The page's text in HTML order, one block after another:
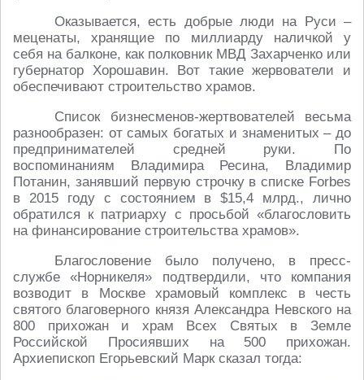
Оказывается, есть добрые люди на Руси –
меценаты, хранящие по миллиарду наличкой у
себя на балконе, как полковник МВД Захарченко или
губернатор Хорошавин. Вот такие жервователи и
обеспечивают строительство храмов.
Список бизнесменов-жертвователей весьма
разнообразен: от самых богатых и знаменитых – до
предпринимателей средней руки. По
воспоминаниям Владимира Ресина, Владимир
Потанин, занявший первую строчку в списке Forbes
в 2015 году с состоянием в $15,4 млрд., лично
обратился к патриарху с просьбой «благословить
на финансирование строительства храмов».
Благословение было получено, в пресс-
службе «Норникеля» подтвердили, что компания
возводит в Москве храмовый комплекс в честь
святого благоверного князя Александра Невского на
800 прихожан и храм Всех Святых в Земле
Российской Просиявших на 500 прихожан.
Архиепископ Егорьевский Марк сказал тогда: